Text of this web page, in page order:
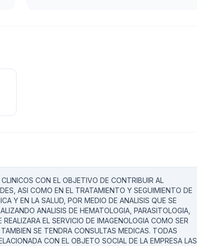
CON EL OBJETIVO DE CONTRIBUIR AL
ASI COMO EN EL TRATAMIENTO Y SEGUIMIENTO DE
Y EN LA SALUD, POR MEDIO DE ANALISIS QUE SE
ANALISIS DE HEMATOLOGIA, PARASITOLOGIA,
EL SERVICIO DE IMAGENOLOGIA COMO SER
SE TENDRA CONSULTAS MEDICAS. TODAS
CON EL OBJETO SOCIAL DE LA EMPRESA LAS